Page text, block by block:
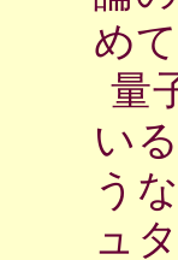
め
量
い
う
ュ